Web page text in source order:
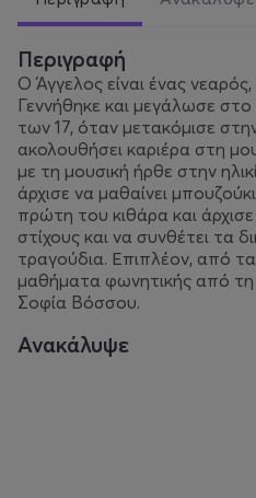
Περιγραφή
Ο Άγγελος είναι ένας
Γεννήθηκε και μεγάλωσε
των 17, όταν μετακόμισε
ακολουθήσει καριέρα στη
με τη μουσική ήρθε στην
άρχισε να μαθαίνει
πρώτη του κιθάρα και
στίχους και να συνθέτει τα
τραγούδια. Επιπλέον, από
μαθήματα φωνητικής από τη
Σοφία Βόσσου.
Ανακάλυψε